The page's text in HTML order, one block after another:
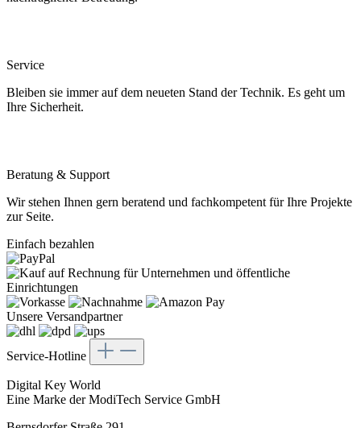
Service
Bleiben sie immer auf dem neueten Stand der Technik. Es geht um
Ihre Sicherheit.
Beratung & Support
Wir stehen Ihnen gern beratend und fachkompetent für Ihre Projekte
zur Seite.
Einfach bezahlen
Unsere Versandpartner
Service-Hotline
Digital Key World
Eine Marke der ModiTech Service GmbH